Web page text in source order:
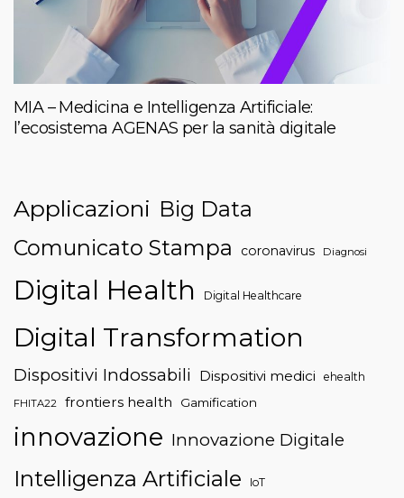
MIA – Medicina e Intelligenza Artificiale:
l’ecosistema AGENAS per la sanità digitale
Applicazioni Big Data
Comunicato Stampa
coronavirus Diagnosi
Digital Health Digital Healthcare
Digital Transformation
Dispositivi Indossabili Dispositivi medici ehealth
FHITA22 frontiers health Gamification
innovazione Innovazione Digitale
Intelligenza Artificiale IoT